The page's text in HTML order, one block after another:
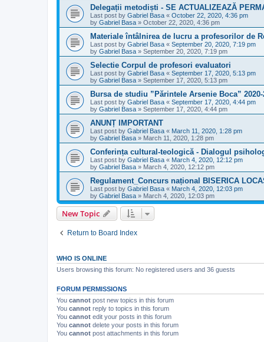
Delegații metodiști - SE ACTUALIZEAZĂ
Last post by Gabriel Basa « October 22, 2020, 4:36 pm
by Gabriel Basa » October 22, 2020, 4:36 pm
Materiale întâlnirea de lucru a profesorilor de
Last post by Gabriel Basa « September 20, 2020, 7:19 pm
by Gabriel Basa » September 20, 2020, 7:19 pm
Selectie Corpul de profesori evaluatori
Last post by Gabriel Basa « September 17, 2020, 5:13 pm
by Gabriel Basa » September 17, 2020, 5:13 pm
Bursa de studiu ”Părintele Arsenie Boca” 2020-
Last post by Gabriel Basa « September 17, 2020, 4:44 pm
by Gabriel Basa » September 17, 2020, 4:44 pm
ANUNȚ IMPORTANT
Last post by Gabriel Basa « March 11, 2020, 1:28 pm
by Gabriel Basa » March 11, 2020, 1:28 pm
Conferința cultural-teologică - Dialogul
Last post by Gabriel Basa « March 4, 2020, 12:12 pm
by Gabriel Basa » March 4, 2020, 12:12 pm
Regulament_Concurs național BISERICA
Last post by Gabriel Basa « March 4, 2020, 12:03 pm
by Gabriel Basa » March 4, 2020, 12:03 pm
New Topic
Return to Board Index
WHO IS ONLINE
Users browsing this forum: No registered users and 36 guests
FORUM PERMISSIONS
You cannot post new topics in this forum
You cannot reply to topics in this forum
You cannot edit your posts in this forum
You cannot delete your posts in this forum
You cannot post attachments in this forum